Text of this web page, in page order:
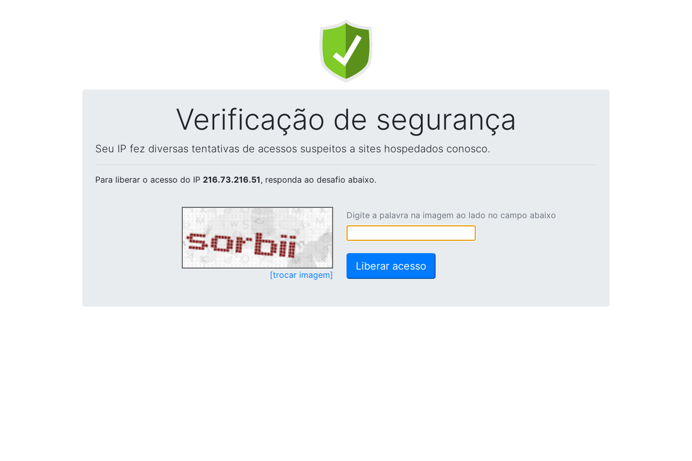
Verificação de segurança
Seu IP fez diversas tentativas de acessos suspeitos a sites hospedados conosco.
Para liberar o acesso do IP 216.73.216.51, responda ao desafio abaixo.
[trocar imagem]
Digite a palavra na imagem ao lado no campo abaixo